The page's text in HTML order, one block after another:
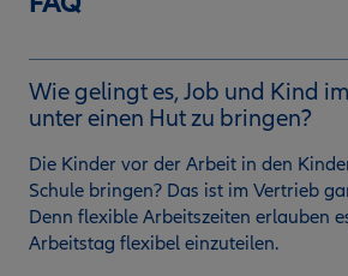
Wie gelingt es, Job und Kind
unter einen Hut zu bringen?
Die Kinder vor der Arbeit in den
Schule bringen? Das ist im Vertrieb
Denn flexible Arbeitszeiten erlauben
Arbeitstag flexibel einzuteilen.